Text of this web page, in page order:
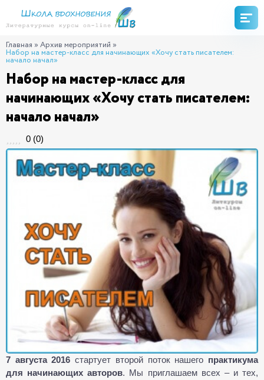
Главная » Архив мероприятий »
Набор на мастер-класс для начинающих «Хочу стать писателем:
начало начал»
Набор на мастер-класс для
начинающих «Хочу стать писателем:
начало начал»
0 (0)
7 августа 2016 стартует второй поток нашего практикума
для начинающих авторов. Мы приглашаем всех – и тех,